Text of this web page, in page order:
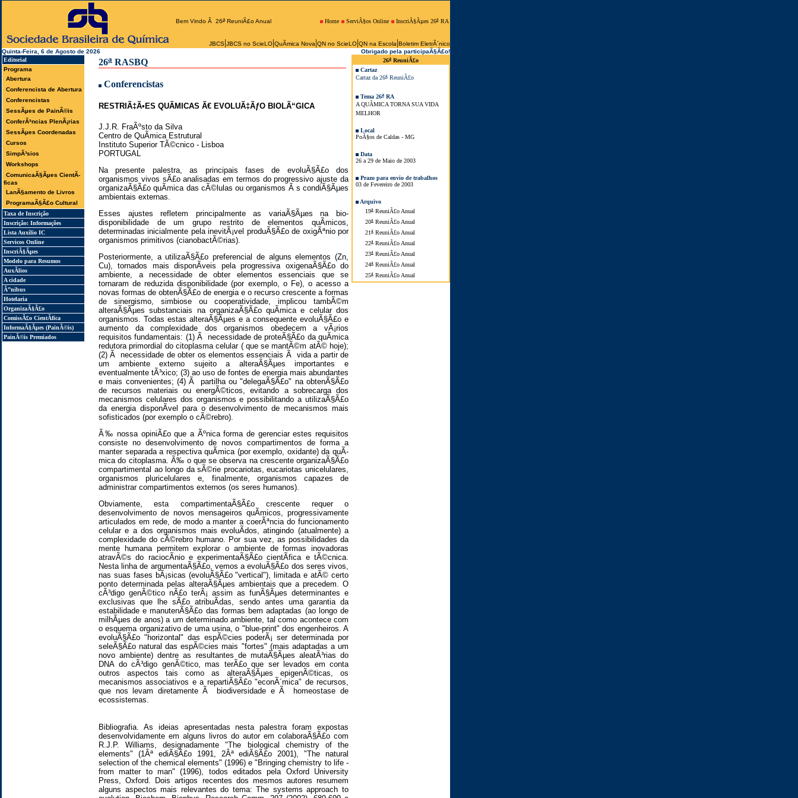
Bem Vindo Ã 26aReuniÃ£o Anual Home ServiÃ§os Online InscriÃ§Ãµes 26aRA
JBCS|JBCS no ScieLO|QuÃ­mica Nova|QN no ScieLO|QN na Escola|Boletim EletrÃ´nico
Quinta-Feira, 6 de Agosto de 2026
Obrigado pela participaÃ§Ã£o!
Editorial
Programa
Abertura
Conferencista de Abertura
Conferencistas
SessÃµes de PainÃ©is
ConferÃªncias PlenÃ¡rias
SessÃµes Coordenadas
Cursos
SimpÃ³sios
Workshops
ComunicaÃ§Ãµes CientÃ­
ficas
LanÃ§amento de Livros
ProgramaÃ§Ã£o Cultural
Taxa de Inscrição
Inscrição: Informações
Lista Auxílio IC
Servicos Online
InscriÃ§Ãµes
Modelo para Resumos
AuxÃ­lios
A cidade
Ã”nibus
Hotelaria
OrganizaÃ§Ã£o
ComissÃ£o CientÃ­fica
InformaÃ§Ãµes (PainÃ©is)
PainÃ©is Premiados
26a RASBQ
Conferencistas
RESTRIÃ‡Ã•ES QUÃMICAS Ã€ EVOLUÃ‡ÃƒO BIOLÃ“GICA
J.J.R. FraÃºsto da Silva
Centro de QuÃ­mica Estrutural
Instituto Superior TÃ©cnico - Lisboa
PORTUGAL
Na presente palestra, as principais fases de evoluÃ§Ã£o dos
organismos vivos sÃ£o analisadas em termos do progressivo ajuste da
organizaÃ§Ã£o quÃ­mica das cÃ©lulas ou organismos Ã s condiÃ§Ãµes
ambientais externas.
Esses ajustes refletem principalmente as variaÃ§Ãµes na bio-
disponibilidade de um grupo restrito de elementos quÃ­micos,
determinadas inicialmente pela inevitÃ¡vel produÃ§Ã£o de oxigÃªnio por
organismos primitivos (cianobactÃ©rias).
Posteriormente, a utilizaÃ§Ã£o preferencial de alguns elementos (Zn,
Cu), tornados mais disponÃ­veis pela progressiva oxigenaÃ§Ã£o do
ambiente, a necessidade de obter elementos essenciais que se
tornaram de reduzida disponibilidade (por exemplo, o Fe), o acesso a
novas formas de obtenÃ§Ã£o de energia e o recurso crescente a formas
de sinergismo, simbiose ou cooperatividade, implicou tambÃ©m
alteraÃ§Ãµes substanciais na organizaÃ§Ã£o quÃ­mica e celular dos
organismos. Todas estas alteraÃ§Ãµes e a consequente evoluÃ§Ã£o e
aumento da complexidade dos organismos obedecem a vÃ¡rios
requisitos fundamentais: (1) Ã necessidade de proteÃ§Ã£o da quÃ­mica
redutora primordial do citoplasma celular ( que se mantÃ©m atÃ© hoje);
(2) Ã necessidade de obter os elementos essenciais Ã vida a partir de
um ambiente externo sujeito a alteraÃ§Ãµes importantes e
eventualmente tÃ³xico; (3) ao uso de fontes de energia mais abundantes
e mais convenientes; (4) Ã partilha ou "delegaÃ§Ã£o" na obtenÃ§Ã£o
de recursos materiais ou energÃ©ticos, evitando a sobrecarga dos
mecanismos celulares dos organismos e possibilitando a utilizaÃ§Ã£o
da energia disponÃ­vel para o desenvolvimento de mecanismos mais
sofisticados (por exemplo o cÃ©rebro).
Ã‰ nossa opiniÃ£o que a Ãºnica forma de gerenciar estes requisitos
consiste no desenvolvimento de novos compartimentos de forma a
manter separada a respectiva quÃ­mica (por exemplo, oxidante) da quÃ­
mica do citoplasma. Ã‰ o que se observa na crescente organizaÃ§Ã£o
compartimental ao longo da sÃ©rie procariotas, eucariotas unicelulares,
organismos pluricelulares e, finalmente, organismos capazes de
administrar compartimentos externos (os seres humanos).
Obviamente, esta compartimentaÃ§Ã£o crescente requer o
desenvolvimento de novos mensageiros quÃ­micos, progressivamente
articulados em rede, de modo a manter a coerÃªncia do funcionamento
celular e a dos organismos mais evoluÃ­dos, atingindo (atualmente) a
complexidade do cÃ©rebro humano. Por sua vez, as possibilidades da
mente humana permitem explorar o ambiente de formas inovadoras
atravÃ©s do raciocÃ­nio e experimentaÃ§Ã£o cientÃ­fica e tÃ©cnica.
Nesta linha de argumentaÃ§Ã£o, vemos a evoluÃ§Ã£o dos seres vivos,
nas suas fases bÃ¡sicas (evoluÃ§Ã£o "vertical"), limitada e atÃ© certo
ponto determinada pelas alteraÃ§Ãµes ambientais que a precedem. O
cÃ³digo genÃ©tico nÃ£o terÃ¡ assim as funÃ§Ãµes determinantes e
exclusivas que lhe sÃ£o atribuÃ­das, sendo antes uma garantia da
estabilidade e manutenÃ§Ã£o das formas bem adaptadas (ao longo de
milhÃµes de anos) a um determinado ambiente, tal como acontece com
o esquema organizativo de uma usina, o "blue-print" dos engenheiros. A
evoluÃ§Ã£o "horizontal" das espÃ©cies poderÃ¡ ser determinada por
seleÃ§Ã£o natural das espÃ©cies mais "fortes" (mais adaptadas a um
novo ambiente) dentre as resultantes de mutaÃ§Ãµes aleatÃ³rias do
DNA do cÃ³digo genÃ©tico, mas terÃ£o que ser levados em conta
outros aspectos tais como as alteraÃ§Ãµes epigenÃ©ticas, os
mecanismos associativos e a repartiÃ§Ã£o "econÃ´mica" de recursos,
que nos levam diretamente Ã biodiversidade e Ã homeostase de
ecossistemas.
Bibliografia. As ideias apresentadas nesta palestra foram expostas
desenvolvidamente em alguns livros do autor em colaboraÃ§Ã£o com
R.J.P. Williams, designadamente "The biological chemistry of the
elements" (1Âª ediÃ§Ã£o 1991, 2Âª ediÃ§Ã£o 2001), "The natural
selection of the chemical elements" (1996) e "Bringing chemistry to life -
from matter to man" (1996), todos editados pela Oxford University
Press, Oxford. Dois artigos recentes dos mesmos autores resumem
alguns aspectos mais relevantes do tema: The systems approach to
26a ReuniÃ£o
Cartaz
Cartaz da 26a ReuniÃ£o
Tema 26a RA
A QUÃMICA TORNA SUA VIDA
MELHOR
Local
PoÃ§os de Caldas - MG
Data
26 a 29 de Maio de 2003
Prazo para envio de trabalhos
03 de Fevereiro de 2003
Arquivo
19a ReuniÃ£o Anual
20a ReuniÃ£o Anual
21 a ReuniÃ£o Anual
22a ReuniÃ£o Anual
23a ReuniÃ£o Anual
24a ReuniÃ£o Anual
25a ReuniÃ£o Anual